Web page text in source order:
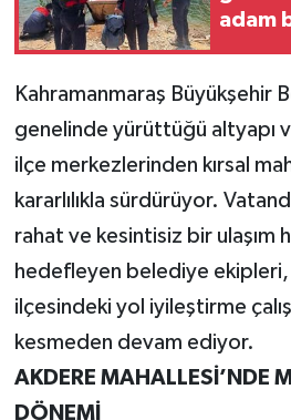
adam
Kahramanmaraş Büyükşehir
genelinde yürüttüğü altyapı ve
ilçe merkezlerinden kırsal
kararlılıkla sürdürüyor.
rahat ve kesintisiz bir ulaşım
hedefleyen belediye
ilçesindeki yol iyileştirme
kesmeden devam ediyor.
AKDERE MAHALLESİ’NDE
DÖNEMİ
KAHRAMANMARAŞ